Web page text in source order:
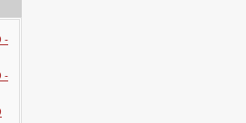
-
-